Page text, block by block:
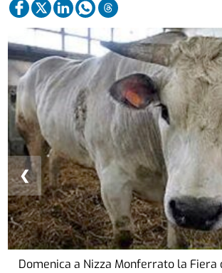
Domenica a Nizza Monferrato la Fiera
❮